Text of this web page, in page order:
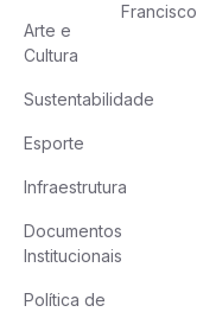
Arte e
Cultura
Sustentabilidade
Esporte
Infraestrutura
Documentos
Institucionais
Política de
Francisco